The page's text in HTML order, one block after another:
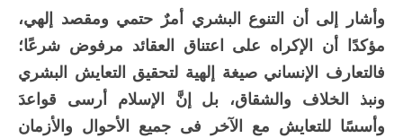
وأشار إلى أن التنوع البشري أمرٌ حتمي ومقصد إلهي،
مؤكدًا أن الإكراه على اعتناق العقائد مرفوض شرعًا؛
فالتعارف الإنساني صيغة إلهية لتحقيق التعايش البشري
ونبذ الخلاف والشقاق، بل إنَّ الإسلام أرسى قواعدَ
وأسسًا للتعايش مع الآخر فى جميع الأحوال والأزمان